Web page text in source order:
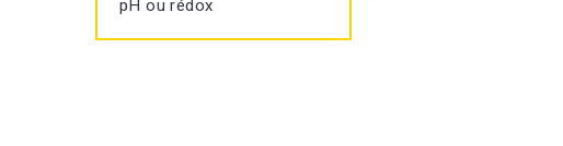
pH ou rédox